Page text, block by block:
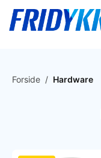
Forside / Hardware